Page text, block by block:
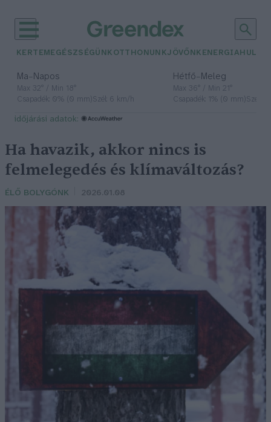
KERTEM EGÉSZSÉGÜNK OTTHONUNKJÖVŐNK ENERGIA
Ma– Napos
Max 32° / Min 18°
Csapadék: 0% (0 mm)Szél: 6 km/h
Hétfő– Meleg
Max 36° / Min 21°
Csapadék: 1% (0 mm)Szél: 7
időjárási adatok:
Ha havazik, akkor nincs is
felmelegedés és klímaváltozás?
ÉLŐ BOLYGÓNK 2026.01.08